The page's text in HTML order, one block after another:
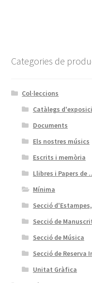
Categories de
Col·leccions
Catàlegs
Documents
Els nostres músics
Escrits i memòria
Llibres i Papers de
Mínima
Secció
Secció de
Secció de Música
Secció de Reserva
Unitat Gràfica